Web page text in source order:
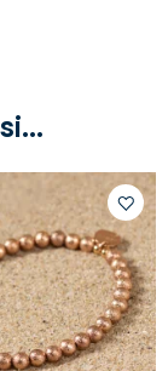
à
votre
liste